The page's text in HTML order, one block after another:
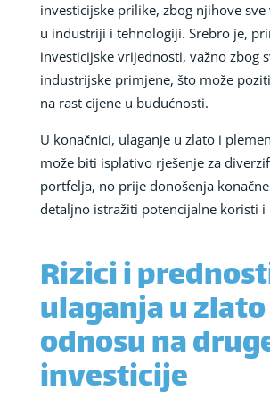
investicijske prilike, zbog njihove
u industriji i tehnologiji. Srebro je,
investicijske vrijednosti, važno zbog
industrijske primjene, što može
na rast cijene u budućnosti.
U konačnici, ulaganje u zlato i
može biti isplativo rješenje za
portfelja, no prije donošenja
detaljno istražiti potencijalne koristi i
Rizici i
ulaganja u
odnosu na
investicije